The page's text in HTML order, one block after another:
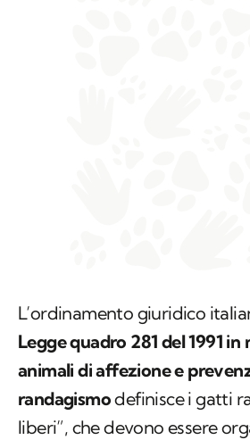
L’ordinamento giuridico
Legge quadro 281 del 1991 in
animali di affezione e
randagismodefinisce i gatti
liberi”, che devono essere